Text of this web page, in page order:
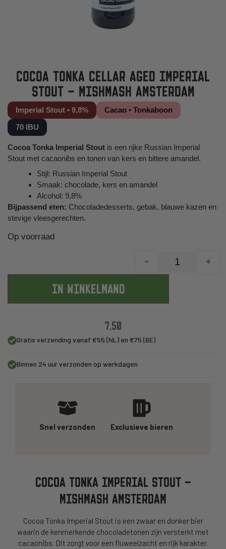
COCOA TONKA CELLAR AGED IMPERIAL
STOUT – MISHMASH AMSTERDAM
Imperial Stout • 9,8%
Cacao • Tonkaboon
70 IBU
Cocoa Tonka Imperial Stout is een rijke Russian Imperial
Stout met cacaonibs en tonen van kers en bittere amandel.
Stijl: Russian Imperial Stout
Smaak: chocolade, kers en amandel
Alcohol: 9,8%
Bijpassend eten: Chocoladedesserts, gebak, blauwe kazen en
stevige vleesgerechten.
Op voorraad
-
+
IN WINKELMAND
7,50
Gratis verzending vanaf €55 (NL) en €75 (BE)
Binnen 24 uur verzonden op werkdagen
Snel verzonden Exclusieve bieren
COCOA TONKA IMPERIAL STOUT –
MISHMASH AMSTERDAM
Cocoa Tonka Imperial Stout is een zwaar en donker bier
waarin de kenmerkende chocoladetonen zijn versterkt met
cacaonibs. Dit zorgt voor een fluweelzacht en rijk karakter.